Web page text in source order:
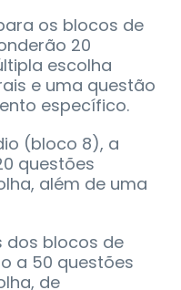
os blocos de
20
escolha
e uma questão
específico.
(bloco 8), a
questões
além de uma
dos blocos de
a 50 questões
de